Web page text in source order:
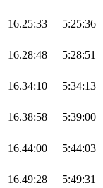
16.25:33 5:25:36
16.28:48 5:28:51
16.34:10 5:34:13
16.38:58 5:39:00
16.44:00 5:44:03
16.49:28 5:49:31